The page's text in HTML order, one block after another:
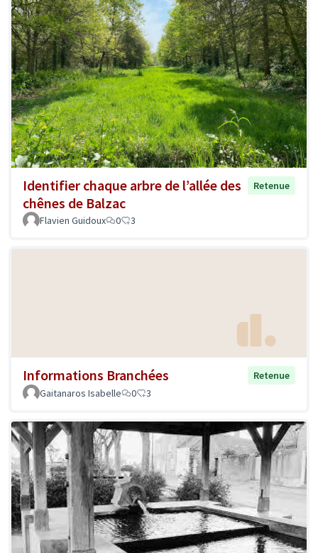
Identifier chaque arbre de l’allée des
chênes de Balzac
Retenue
Flavien Guidoux 0 3
Informations Branchées
Retenue
Gaitanaros Isabelle
0 3